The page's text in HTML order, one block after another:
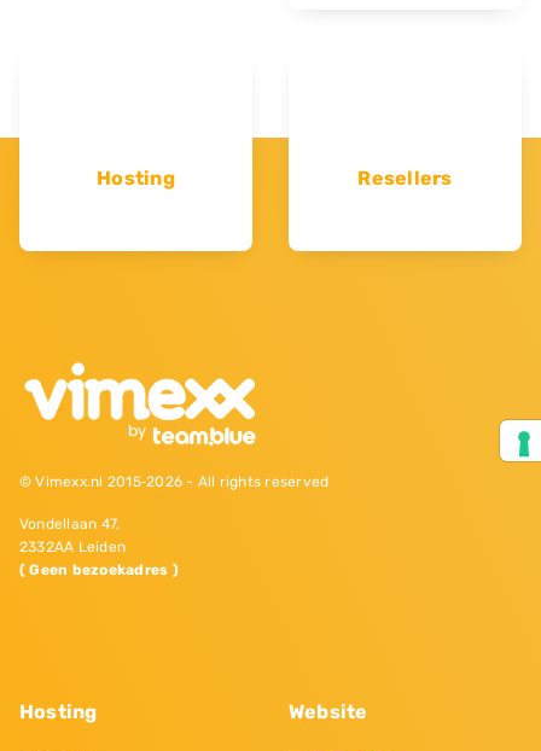
Hosting Resellers
© Vimexx.nl 2015‐2026 - All rights reserved
Vondellaan 47,
2332AA Leiden
( Geen bezoekadres )
Hosting Website